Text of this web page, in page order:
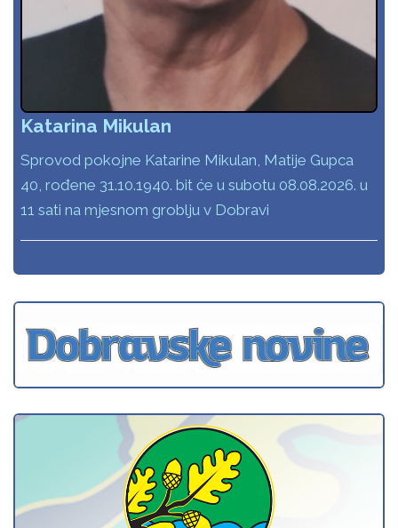
Katarina Mikulan
Sprovod pokojne Katarine Mikulan, Matije Gupca
40, rođene 31.10.1940. bit će u subotu 08.08.2026. u
11 sati na mjesnom groblju v Dobravi